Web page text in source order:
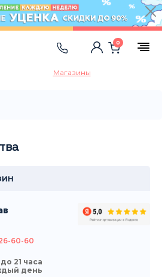
Магазины
0
60-60
до 21 часа
день